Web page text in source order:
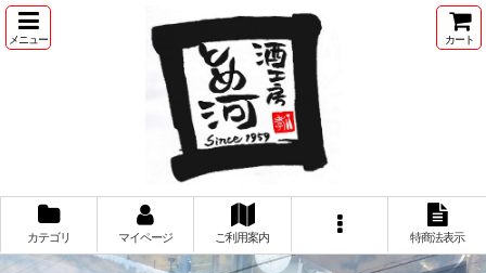
メニュー カート
カテゴリ マイページ ご利用案内 特商法表示